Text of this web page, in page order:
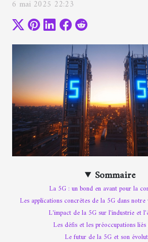
6 mai 2025 22:23
Sommaire
La 5G : un bond en avant pour la
Les applications concrêtes de la 5G dans
L'impact de la 5G sur l'industrie et
Les défis et les préoccupations
Le futur de la 5G et son